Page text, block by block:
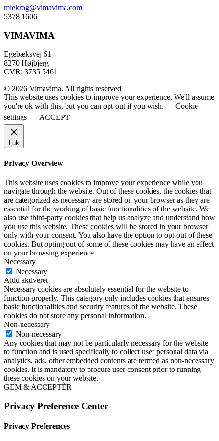
miekrog@vimavima.com
5378 1606
VIMAVIMA
Egebæksvej 61
8270 Højbjerg
CVR: 3735 5461
© 2026 Vimavima. All rights reserved
This website uses cookies to improve your experience. We'll assume
you're ok with this, but you can opt-out if you wish.
Cookie
settings
ACCEPT
Luk
Privacy Overview
This website uses cookies to improve your experience while you
navigate through the website. Out of these cookies, the cookies that
are categorized as necessary are stored on your browser as they are
essential for the working of basic functionalities of the website. We
also use third-party cookies that help us analyze and understand how
you use this website. These cookies will be stored in your browser
only with your consent. You also have the option to opt-out of these
cookies. But opting out of some of these cookies may have an effect
on your browsing experience.
Necessary
Necessary
Altid aktiveret
Necessary cookies are absolutely essential for the website to
function properly. This category only includes cookies that ensures
basic functionalities and security features of the website. These
cookies do not store any personal information.
Non-necessary
Non-necessary
Any cookies that may not be particularly necessary for the website
to function and is used specifically to collect user personal data via
analytics, ads, other embedded contents are termed as non-necessary
cookies. It is mandatory to procure user consent prior to running
these cookies on your website.
GEM & ACCEPTÈR
Privacy Preference Center
Privacy Preferences